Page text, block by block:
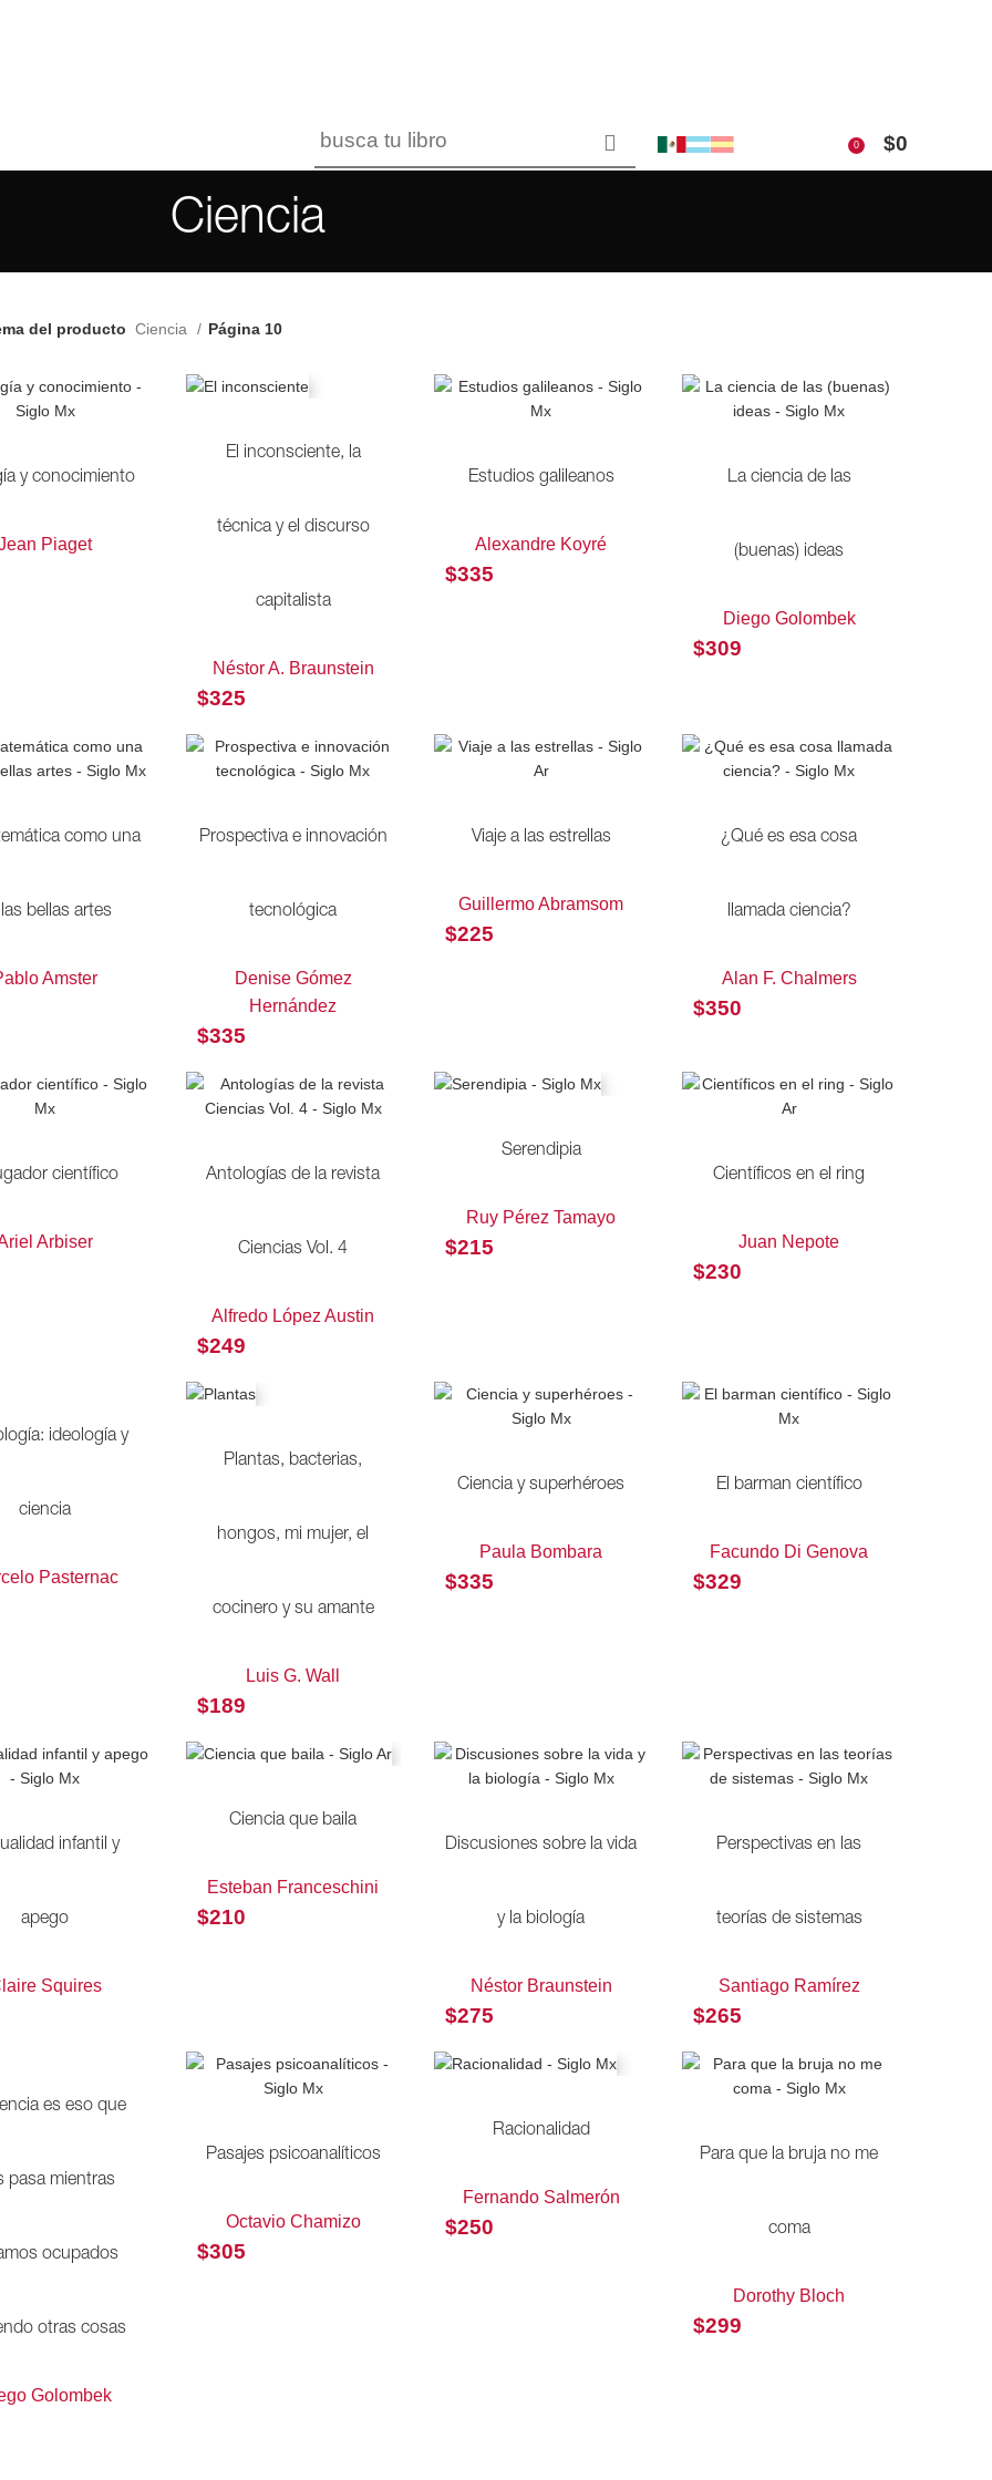
0 $0
Ciencia
del producto Ciencia Página 10
y conocimiento
Piaget
El inconsciente, la
técnica y el discurso
capitalista
Néstor A. Braunstein
$325
Estudios galileanos
Alexandre Koyré
$335
La ciencia de las
(buenas) ideas
Diego Golombek
$309
como una
bellas artes
Amster
Prospectiva e innovación
tecnológica
Denise Gómez
Hernández
$335
Viaje a las estrellas
Guillermo Abramsom
$225
¿Qué es esa cosa
llamada ciencia?
Alan F. Chalmers
$350
científico
Arbiser
Antologías de la revista
Ciencias Vol. 4
Alfredo López Austin
$249
Serendipia
Ruy Pérez Tamayo
$215
Científicos en el ring
Juan Nepote
$230
ideología y
ciencia
Pasternac
Plantas, bacterias,
hongos, mi mujer, el
cocinero y su amante
Luis G. Wall
$189
Ciencia y superhéroes
Paula Bombara
$335
El barman científico
Facundo Di Genova
$329
infantil y
apego
Squires
Ciencia que baila
Esteban Franceschini
$210
Discusiones sobre la vida
y la biología
Néstor Braunstein
$275
Perspectivas en las
teorías de sistemas
Santiago Ramírez
$265
es eso que
pasa mientras
ocupados
otras cosas
Golombek
Pasajes psicoanalíticos
Octavio Chamizo
$305
Racionalidad
Fernando Salmerón
$250
Para que la bruja no me
coma
Dorothy Bloch
$299